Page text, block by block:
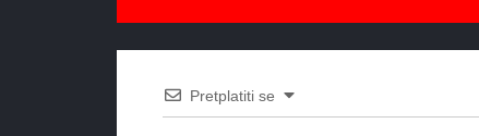
Pretplatiti se